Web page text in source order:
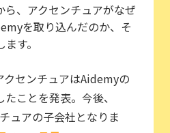
ら、アクセンチュアがなぜ
を取り込んだのか、そ
す。
クセンチュアはAidemyの
ことを発表。今後、
ュアの子会社となりま